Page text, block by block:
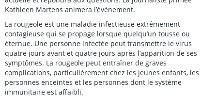
Kathleen Martens animera l’événement.
La rougeole est une maladie infectieuse extrêmement
contagieuse qui se propage lorsque quelqu’un tousse ou
éternue. Une personne infectée peut transmettre le virus
quatre jours avant et quatre jours après l’apparition de ses
symptômes. La rougeole peut entraîner de graves
complications, particulièrement chez les jeunes enfants, les
personnes enceintes et les personnes dont le système
immunitaire est affaibli.